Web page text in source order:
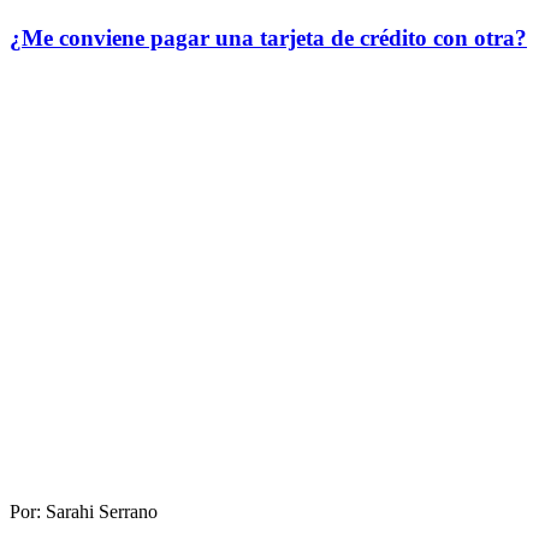
¿Me conviene pagar una tarjeta de crédito con otra?
Por: Sarahi Serrano